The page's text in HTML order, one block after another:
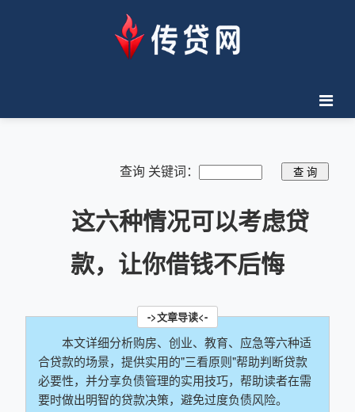
查询 关键词：
这六种情况可以考虑贷
款，让你借钱不后悔
本文详细分析购房、创业、教育、应急等六种适
合贷款的场景，提供实用的"三看原则"帮助判断贷款
必要性，并分享负债管理的实用技巧，帮助读者在需
要时做出明智的贷款决策，避免过度负债风险。